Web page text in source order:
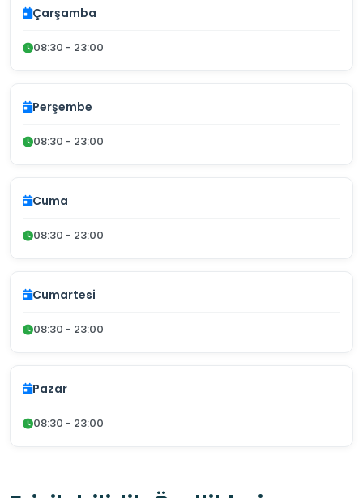
Çarşamba
08:30 - 23:00
Perşembe
08:30 - 23:00
Cuma
08:30 - 23:00
Cumartesi
08:30 - 23:00
Pazar
08:30 - 23:00